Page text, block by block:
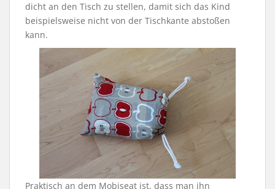
dicht an den Tisch zu stellen, damit sich das Kind
beispielsweise nicht von der Tischkante abstoßen
kann.
Praktisch an dem Mobiseat ist, dass man ihn